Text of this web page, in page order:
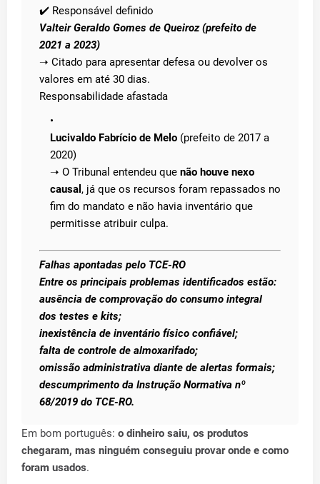
✔️ Responsável definido
Valteir Geraldo Gomes de Queiroz (prefeito de
2021 a 2023)
➝ Citado para apresentar defesa ou devolver os
valores em até 30 dias.
Responsabilidade afastada
Lucivaldo Fabrício de Melo (prefeito de 2017 a
2020)
➝ O Tribunal entendeu que não houve nexo
causal , já que os recursos foram repassados no
fim do mandato e não havia inventário que
permitisse atribuir culpa.
Falhas apontadas pelo TCE-RO
Entre os principais problemas identificados estão:
ausência de comprovação do consumo integral
dos testes e kits;
inexistência de inventário físico confiável;
falta de controle de almoxarifado;
omissão administrativa diante de alertas formais;
descumprimento da Instrução Normativa nº
68/2019 do TCE-RO.
Em bom português: o dinheiro saiu, os produtos
chegaram, mas ninguém conseguiu provar onde e como
foram usados.